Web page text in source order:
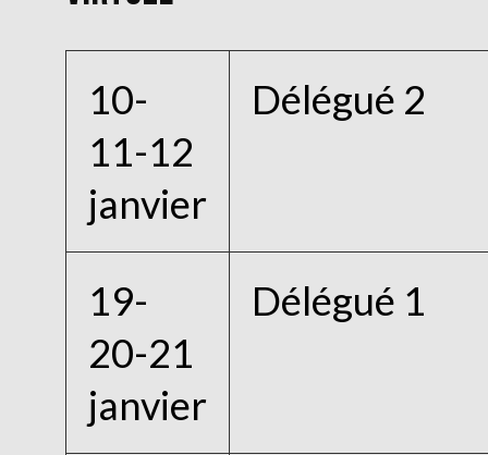
10-
11-12
janvier
Délégué 2
19-
20-21
janvier
Délégué 1